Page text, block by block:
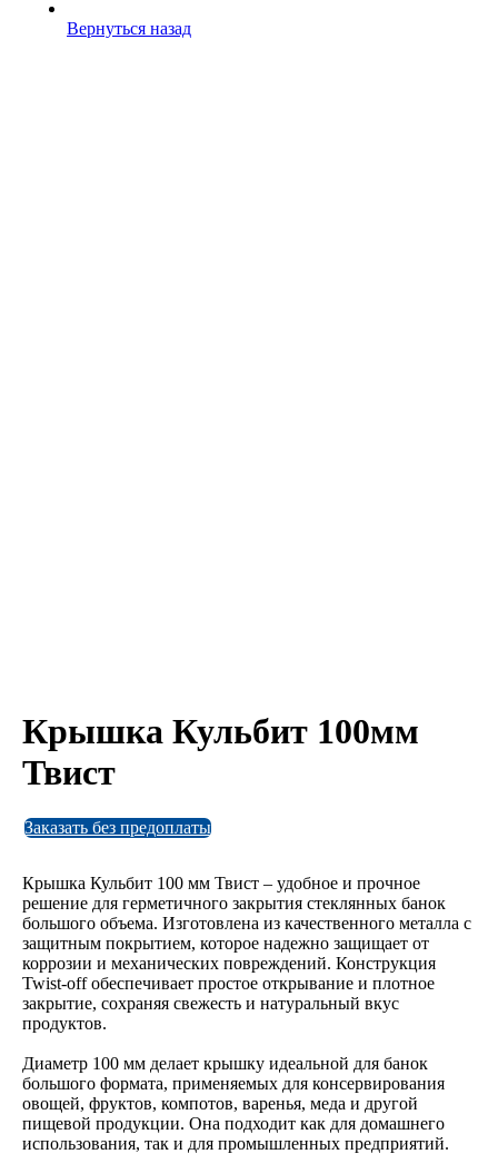
Вернуться назад
Крышка Кульбит 100мм
Твист
Заказать без предоплаты
Крышка Кульбит 100 мм Твист – удобное и прочное
решение для герметичного закрытия стеклянных банок
большого объема. Изготовлена из качественного металла с
защитным покрытием, которое надежно защищает от
коррозии и механических повреждений. Конструкция
Twist-off обеспечивает простое открывание и плотное
закрытие, сохраняя свежесть и натуральный вкус
продуктов.
Диаметр 100 мм делает крышку идеальной для банок
большого формата, применяемых для консервирования
овощей, фруктов, компотов, варенья, меда и другой
пищевой продукции. Она подходит как для домашнего
использования, так и для промышленных предприятий.